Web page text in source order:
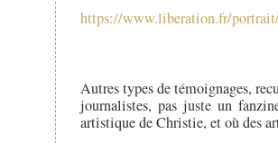
https://www.liberation.fr/
Autres types de témoignages,
journalistes, pas juste un
artistique de Christie, et où des